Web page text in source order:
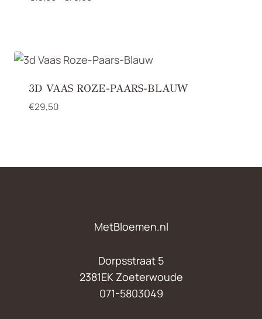
3D VAAS ROZE-PAARS-BLAUW
€29,50
MetBloemen.nl
Dorpsstraat 5
2381EK Zoeterwoude
071-5803049